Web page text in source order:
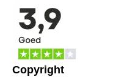
Copyright